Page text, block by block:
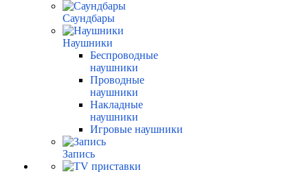
Саундбары
Наушники
Беспроводные
наушники
Проводные
наушники
Накладные
наушники
Игровые наушники
Запись